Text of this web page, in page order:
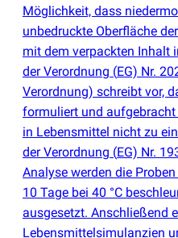
Möglichkeit, dass
unbedruckte Oberfläche
mit dem verpackten Inhalt
der Verordnung (EG) Nr.
Verordnung) schreibt vor,
formuliert und
in Lebensmittel nicht zu
der Verordnung (EG) Nr.
Analyse werden die
10 Tage bei 40 °C
ausgesetzt. Anschließend
Lebensmittelsimulanzien